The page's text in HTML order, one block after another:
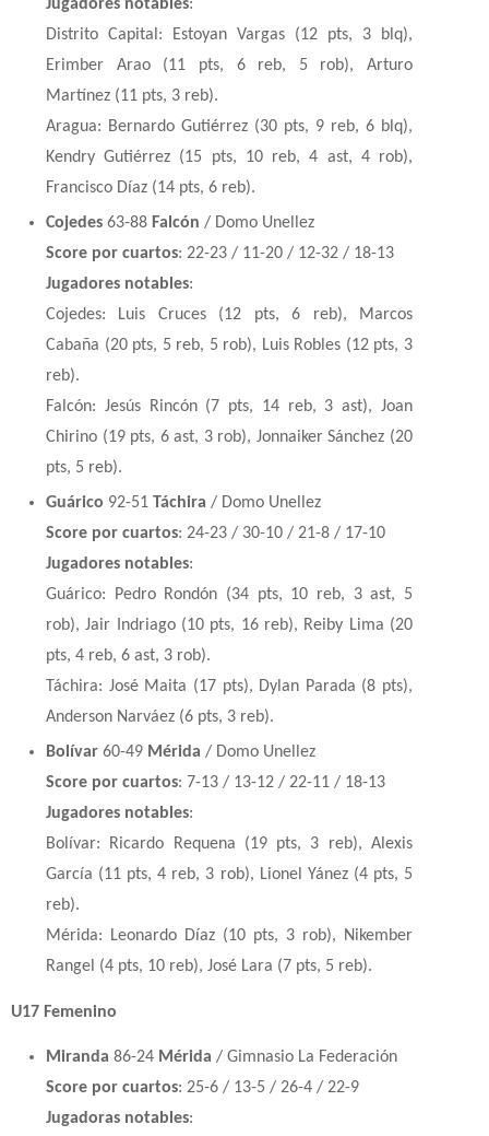
Jugadores notables:
Distrito Capital: Estoyan Vargas (12 pts, 3 blq),
Erimber Arao (11 pts, 6 reb, 5 rob), Arturo
Martínez (11 pts, 3 reb).
Aragua: Bernardo Gutiérrez (30 pts, 9 reb, 6 blq),
Kendry Gutiérrez (15 pts, 10 reb, 4 ast, 4 rob),
Francisco Díaz (14 pts, 6 reb).
Cojedes 63-88 Falcón / Domo Unellez
Score por cuartos: 22-23 / 11-20 / 12-32 / 18-13
Jugadores notables:
Cojedes: Luis Cruces (12 pts, 6 reb), Marcos
Cabaña (20 pts, 5 reb, 5 rob), Luis Robles (12 pts, 3
reb).
Falcón: Jesús Rincón (7 pts, 14 reb, 3 ast), Joan
Chirino (19 pts, 6 ast, 3 rob), Jonnaiker Sánchez (20
pts, 5 reb).
Guárico 92-51 Táchira / Domo Unellez
Score por cuartos: 24-23 / 30-10 / 21-8 / 17-10
Jugadores notables:
Guárico: Pedro Rondón (34 pts, 10 reb, 3 ast, 5
rob), Jair Indriago (10 pts, 16 reb), Reiby Lima (20
pts, 4 reb, 6 ast, 3 rob).
Táchira: José Maita (17 pts), Dylan Parada (8 pts),
Anderson Narváez (6 pts, 3 reb).
Bolívar 60-49 Mérida / Domo Unellez
Score por cuartos: 7-13 / 13-12 / 22-11 / 18-13
Jugadores notables:
Bolívar: Ricardo Requena (19 pts, 3 reb), Alexis
García (11 pts, 4 reb, 3 rob), Lionel Yánez (4 pts, 5
reb).
Mérida: Leonardo Díaz (10 pts, 3 rob), Nikember
Rangel (4 pts, 10 reb), José Lara (7 pts, 5 reb).
U17 Femenino
Miranda 86-24 Mérida / Gimnasio La Federación
Score por cuartos: 25-6 / 13-5 / 26-4 / 22-9
Jugadoras notables: